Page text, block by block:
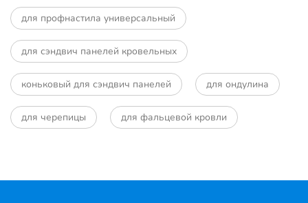
для профнастила универсальный
для сэндвич панелей кровельных
коньковый для сэндвич панелей для ондулина
для черепицы для фальцевой кровли